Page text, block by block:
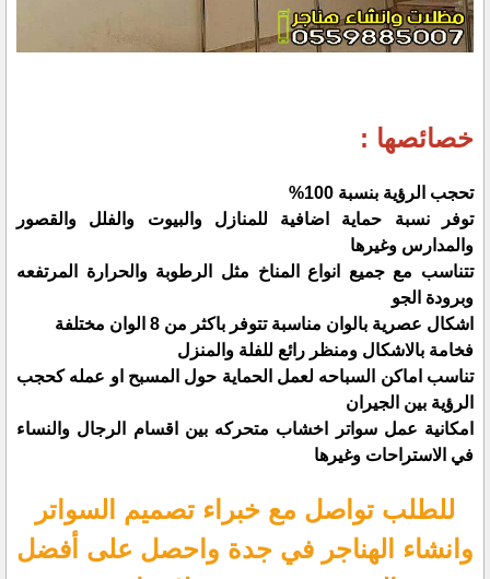
خصائصها :
تحجب الرؤية بنسبة 100%
توفر نسبة حماية اضافية للمنازل والبيوت والفلل والقصور
والمدارس وغيرها
تتناسب مع جميع انواع المناخ مثل الرطوبة والحرارة المرتفعه
وبرودة الجو
اشكال عصرية بالوان مناسبة تتوفر باكثر من 8 الوان مختلفة
فخامة بالاشكال ومنظر رائع للفلة والمنزل
تناسب اماكن السباحه لعمل الحماية حول المسبح او عمله كحجب
الرؤية بين الجيران
امكانية عمل سواتر اخشاب متحركه بين اقسام الرجال والنساء
في الاستراحات وغيرها
للطلب تواصل مع خبراء تصميم السواتر
وانشاء الهناجر في جدة واحصل على أفضل